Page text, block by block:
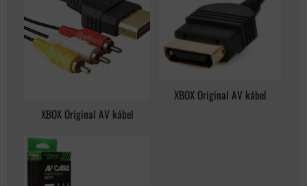
XBOX Original AV kábel
XBOX Original AV kábel